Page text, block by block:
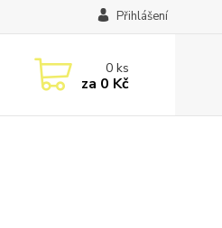
Přihlášení
0ks
za 0 Kč